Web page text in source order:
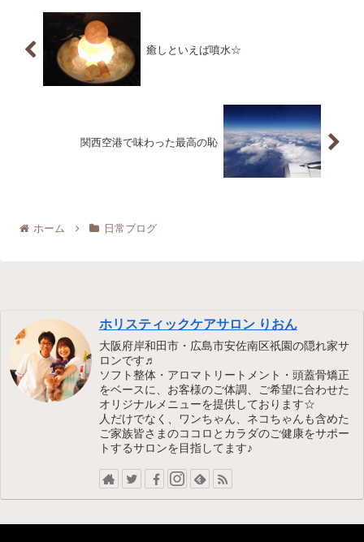
癒しといえば噴水☆
関西空港で味わった最高の恥
ホーム 日常ブログ
ホリスティックケアサロン りおん
大阪府岸和田市・広島市安佐南区祇園の隠れ家サ
ロンです♬
ソフト整体・アロマトリートメント・頭蓋骨矯正
をベースに、お客様のご体調、ご希望に合わせた
オリジナルメニューを提供しております☆
人だけでなく、ワンちゃん、ネコちゃんも含めた
ご家族皆さまのココロとカラダのご健康をサポー
トするサロンを目指してます♪